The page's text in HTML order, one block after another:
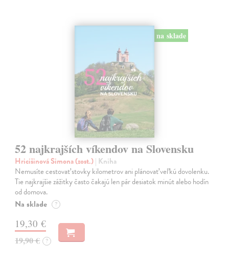
na sklade
52 najkrajších víkendov na Slovensku
Hricišinová Simona (zost.)| Kniha
Nemusíte cestovať stovky kilometrov ani plánovať veľkú dovolenku.
Tie najkrajšie zážitky často čakajú len pár desiatok minút alebo hodín
od domova.
Na sklade ?
19,30 €
19,90 € ?